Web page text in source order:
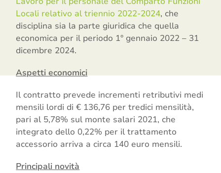
Locali relativo al triennio 2022-2024, che
disciplina sia la parte giuridica che quella
economica per il periodo 1° gennaio 2022 – 31
dicembre 2024.
Aspetti economici
Il contratto prevede incrementi retributivi medi
mensili lordi di € 136,76 per tredici mensilità,
pari al 5,78% sul monte salari 2021, che
integrato dello 0,22% per il trattamento
accessorio arriva a circa 140 euro mensili.
Principali novità